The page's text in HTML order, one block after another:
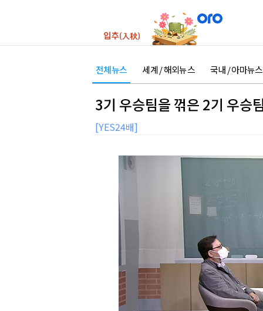
전체뉴스 세계 / 해외뉴스 국내 / 아마뉴스
3기 우승팀을 꺾은 2기 우승
[YES24배]